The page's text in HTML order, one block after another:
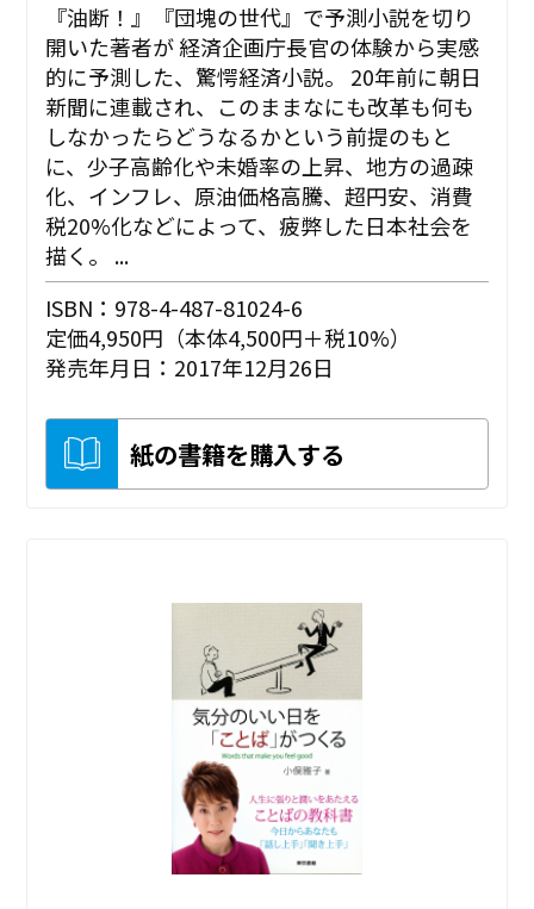
『油断！』『団塊の世代』で予測小説を切り
開いた著者が 経済企画庁長官の体験から実感
的に予測した、驚愕経済小説。 20年前に朝日
新聞に連載され、このままなにも改革も何も
しなかったらどうなるかという前提のもと
に、少子高齢化や未婚率の上昇、地方の過疎
化、インフレ、原油価格高騰、超円安、消費
税20%化などによって、疲弊した日本社会を
描く。 ...
ISBN：978-4-487-81024-6
定価4,950円（本体4,500円＋税10%）
発売年月日：2017年12月26日
紙の書籍を購入する